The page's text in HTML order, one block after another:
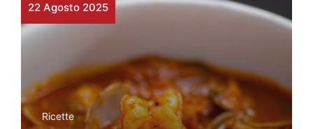
22 Agosto 2025
Ricette